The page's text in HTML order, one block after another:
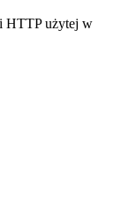
HTTP użytej w